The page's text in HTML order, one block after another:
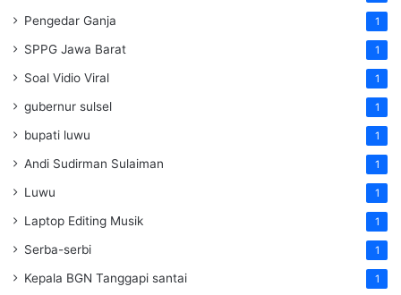
Pengedar Ganja 1
SPPG Jawa Barat 1
Soal Vidio Viral 1
gubernur sulsel 1
bupati luwu 1
Andi Sudirman Sulaiman 1
Luwu 1
Laptop Editing Musik 1
Serba-serbi 1
Kepala BGN Tanggapi santai 1